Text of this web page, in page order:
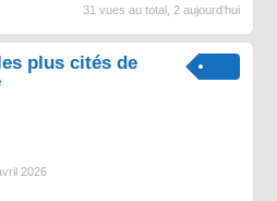
31 vues au total, 2 aujourd'hui
plus cités de
2026